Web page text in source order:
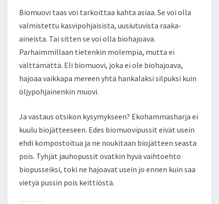
Biomuovi taas voi tarkoittaa kahta asiaa. Se voi olla
valmistettu kasvipohjaisista, uusiutuvista raaka-
aineista. Tai sitten se voi olla biohajoava.
Parhaimmillaan tietenkin molempia, mutta ei
välttämättä. Eli biomuovi, joka ei ole biohajoava,
hajoaa vaikkapa mereen yhtä hankalaksi silpuksi kuin
öljypohjainenkin muovi.
Ja vastaus otsikon kysymykseen? Ekohammasharja ei
kuulu biojätteeseen. Edes biomuovipussit eivät usein
ehdi kompostoitua ja ne noukitaan biojätteen seasta
pois. Tyhjät jauhopussit ovatkin hyvä vaihtoehto
biopusseiksi, toki ne hajoavat usein jo ennen kuin saa
vietyä pussin pois keittiöstä.